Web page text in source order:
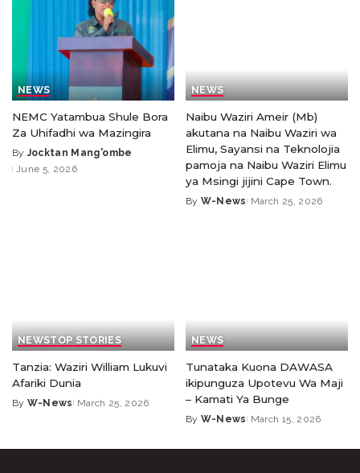
NEWS
NEMC Yatambua Shule Bora
Za Uhifadhi wa Mazingira
By Jocktan Mang'ombe
June 5, 2026
NEWS
Naibu Waziri Ameir (Mb)
akutana na Naibu Waziri wa
Elimu, Sayansi na Teknolojia
pamoja na Naibu Waziri Elimu
ya Msingi jijini Cape Town.
By W-News March 25, 2026
NEWSTOP STORIES
Tanzia: Waziri William Lukuvi
Afariki Dunia
By W-News March 25, 2026
NEWS
Tunataka Kuona DAWASA
ikipunguza Upotevu Wa Maji
– Kamati Ya Bunge
By W-News March 15, 2026